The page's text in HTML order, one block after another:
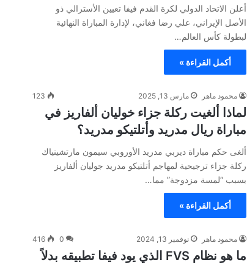
أعلن الاتحاد الدولي لكرة القدم فيفا تعيين الأسترالي ذو
الأصل الإيراني، علي رضا فغاني، لإدارة المباراة النهائية
لبطولة كأس العالم…
أكمل القراءة »
محمود ماهر مارس 13, 2025 123
لماذا ألغيت ركلة جزاء خوليان ألفاريز في
مباراة ريال مدريد وأتلتيكو مدريد؟
ألغى حكم مباراة ديربي مدريد الأوروبي سيمون مارتشينياك
ركلة جزاء ترجيحية لمهاجم أتلتيكو مدريد جوليان ألفاريز
بسبب “لمسة مزدوجة” مما…
أكمل القراءة »
محمود ماهر نوفمبر 13, 2024 0
416
ما هو نظام FVS الذي يود فيفا تطبيقه بدلاً